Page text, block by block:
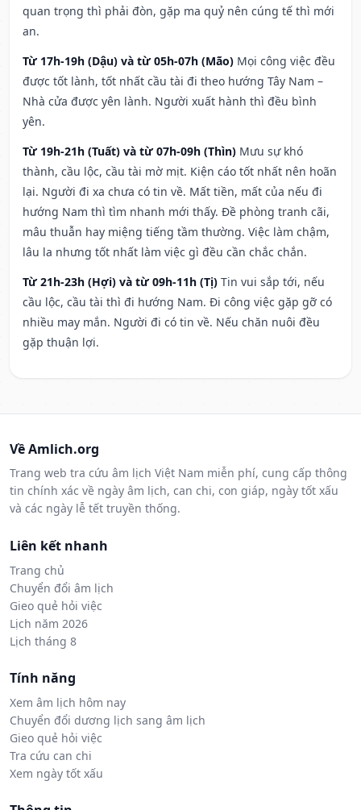
quan trọng thì phải đòn, gặp ma quỷ nên cúng tế thì mới
an.
Từ 17h-19h (Dậu) và từ 05h-07h (Mão) Mọi công việc đều
được tốt lành, tốt nhất cầu tài đi theo hướng Tây Nam –
Nhà cửa được yên lành. Người xuất hành thì đều bình
yên.
Từ 19h-21h (Tuất) và từ 07h-09h (Thìn) Mưu sự khó
thành, cầu lộc, cầu tài mờ mịt. Kiện cáo tốt nhất nên hoãn
lại. Người đi xa chưa có tin về. Mất tiền, mất của nếu đi
hướng Nam thì tìm nhanh mới thấy. Đề phòng tranh cãi,
mâu thuẫn hay miệng tiếng tầm thường. Việc làm chậm,
lâu la nhưng tốt nhất làm việc gì đều cần chắc chắn.
Từ 21h-23h (Hợi) và từ 09h-11h (Tị) Tin vui sắp tới, nếu
cầu lộc, cầu tài thì đi hướng Nam. Đi công việc gặp gỡ có
nhiều may mắn. Người đi có tin về. Nếu chăn nuôi đều
gặp thuận lợi.
Về Amlich.org
Trang web tra cứu âm lịch Việt Nam miễn phí, cung cấp thông
tin chính xác về ngày âm lịch, can chi, con giáp, ngày tốt xấu
và các ngày lễ tết truyền thống.
Liên kết nhanh
Trang chủ
Chuyển đổi âm lịch
Gieo quẻ hỏi việc
Lịch năm 2026
Lịch tháng 8
Tính năng
Xem âm lịch hôm nay
Chuyển đổi dương lịch sang âm lịch
Gieo quẻ hỏi việc
Tra cứu can chi
Xem ngày tốt xấu